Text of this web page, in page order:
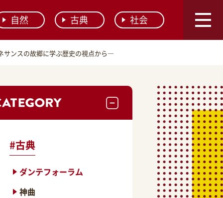
自然 古典 社会
ンスの故郷に学ぶ歴史の視点から―
#古典
ダンテフォーラム
神曲